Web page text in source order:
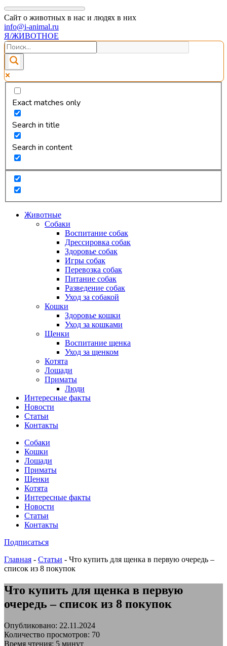
Сайт о животных в нас и людях в них
info@i-animal.ru
Я/ЖИВОТНОЕ
Exact matches only
Search in title
Search in content
Животные
Собаки
Воспитание собак
Дрессировка собак
Здоровье собак
Игры собак
Перевозка собак
Питание собак
Разведение собак
Уход за собакой
Кошки
Здоровье кошки
Уход за кошками
Щенки
Воспитание щенка
Уход за щенком
Котята
Лошади
Приматы
Люди
Интересные факты
Новости
Статьи
Контакты
Собаки
Кошки
Лошади
Приматы
Щенки
Котята
Интересные факты
Новости
Статьи
Контакты
Подписаться
Главная - Статьи - Что купить для щенка в первую очередь –
список из 8 покупок
Что купить для щенка в первую
очередь – список из 8 покупок
Опубликовано: 22.11.2024
Количество просмотров: 70
Время чтения: 5 минут